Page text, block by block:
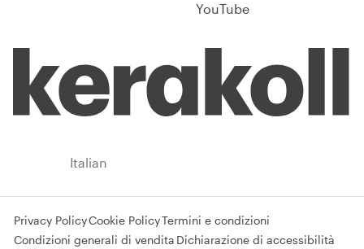
YouTube
Italian
Privacy PolicyCookie PolicyTermini e condizioni
Condizioni generali di vendita Dichiarazione di accessibilità